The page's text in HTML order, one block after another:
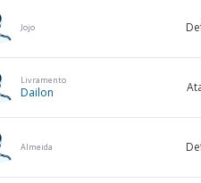
Jojo
Livramento
Dailon
Almeida